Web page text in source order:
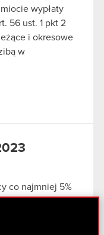
wypłaty
56 ust. 1 pkt 2
i okresowe
w
co najmniej 5%
3 Ustawy o
Spółki CD